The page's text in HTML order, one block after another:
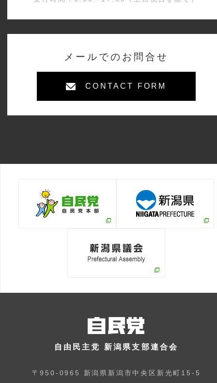
メールでのお問合せ
CONTACT FORM
自由民主党 新潟県支部連合会
〒950-0965 新潟県新潟市中央区新光町15-5